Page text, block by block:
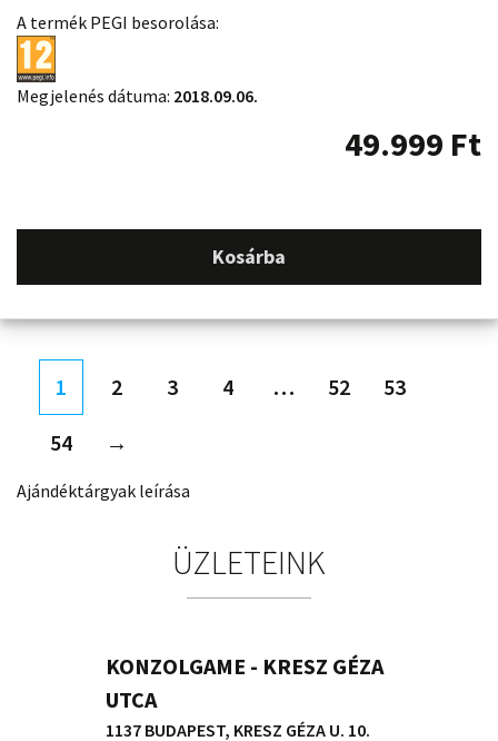
A termék PEGI besorolása:
Megjelenés dátuma: 2018.09.06.
49.999 Ft
Kosárba
1 2 3 4 … 52
53
54
→
Ajándéktárgyak leírása
ÜZLETEINK
KONZOLGAME - KRESZ GÉZA
UTCA
1137 BUDAPEST, KRESZ GÉZA U. 10.